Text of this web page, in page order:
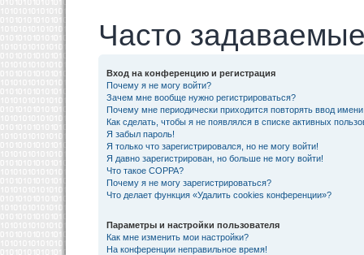
Часто
Вход на конференцию и регистрация
Почему я не могу войти?
Зачем мне вообще нужно регистрироваться?
Почему мне периодически приходится повторять ввод
Как сделать, чтобы я не появлялся в списке активных
Я забыл пароль!
Я только что зарегистрировался, но не могу войти!
Я давно зарегистрирован, но больше не могу войти!
Что такое COPPA?
Почему я не могу зарегистрироваться?
Что делает функция «Удалить cookies конференции»?
Параметры и настройки пользователя
Как мне изменить мои настройки?
На конференции неправильное время!